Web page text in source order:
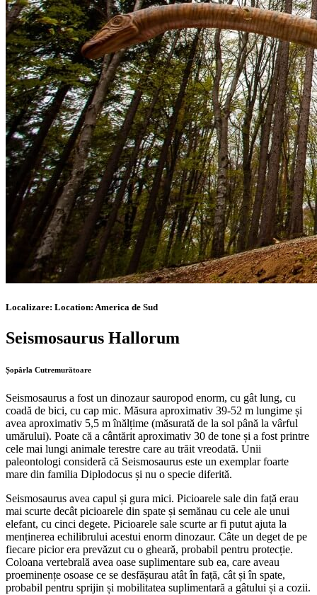
Localizare: Location: America de Sud
Seismosaurus Hallorum
Șopârla Cutremurătoare
Seismosaurus a fost un dinozaur sauropod enorm, cu gât lung, cu
coadă de bici, cu cap mic. Măsura aproximativ 39-52 m lungime și
avea aproximativ 5,5 m înălțime (măsurată de la sol până la vârful
umărului). Poate că a cântărit aproximativ 30 de tone și a fost printre
cele mai lungi animale terestre care au trăit vreodată. Unii
paleontologi consideră că Seismosaurus este un exemplar foarte
mare din familia Diplodocus și nu o specie diferită.
Seismosaurus avea capul și gura mici. Picioarele sale din față erau
mai scurte decât picioarele din spate și semănau cu cele ale unui
elefant, cu cinci degete. Picioarele sale scurte ar fi putut ajuta la
menținerea echilibrului acestui enorm dinozaur. Câte un deget de pe
fiecare picior era prevăzut cu o gheară, probabil pentru protecție.
Coloana vertebrală avea oase suplimentare sub ea, care aveau
proeminențe osoase ce se desfășurau atât în ​​față, cât și în spate,
probabil pentru sprijin și mobilitatea suplimentară a gâtului și a cozii.